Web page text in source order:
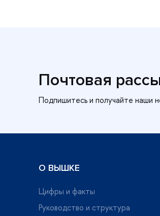
Почтовая
О ВЫШКЕ
Цифры и факты
Руководство и структура